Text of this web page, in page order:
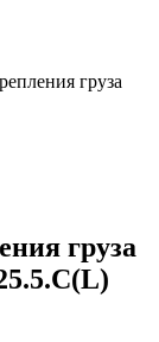
груза
груза